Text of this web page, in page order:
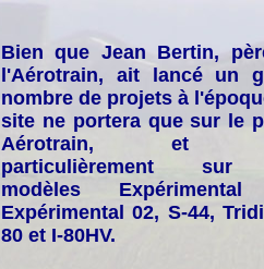
Bien que Jean Bertin,
l'Aérotrain, ait lancé un
nombre de projets à
site ne portera que sur le
Aérotrain, et
particulièrement
modèles
Expérimental 02, S-44,
80 et I-80HV.